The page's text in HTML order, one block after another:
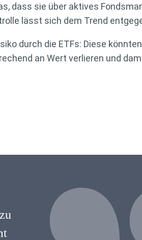
dass sie über aktives
lässt sich dem Trend
durch die ETFs: Diese
an Wert verlieren und